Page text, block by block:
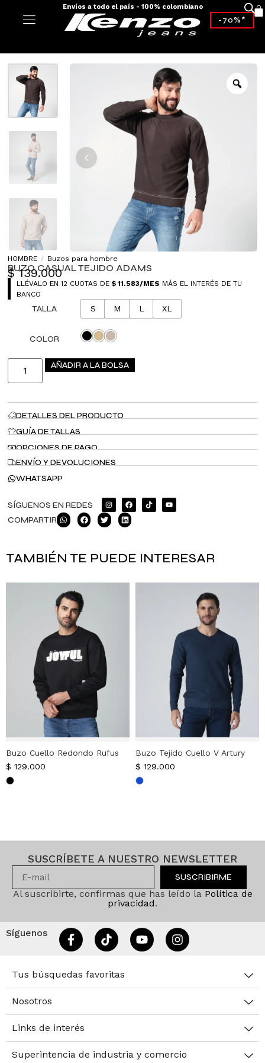
Envíos a todo el país - 100% colombiano
-70%*
HOMBRE / Buzos para hombre
BUZO CASUAL TEJIDO ADAMS
$139.000
LLÉVALO EN 12 CUOTAS DE$ 11.583/MES MÁS EL INTERÉS DE TU
BANCO
TALLA S M L XL
COLOR
AÑADIR A LA BOLSA
DETALLES DEL PRODUCTO
GUÍA DE TALLAS
OPCIONES DE PAGO
ENVÍO Y DEVOLUCIONES
WHATSAPP
SÍGUENOS EN REDES
COMPARTIR
TAMBIÉN TE PUEDE INTERESAR
Buzo Cuello Redondo Rufus
$ 129.000
Buzo Tejido Cuello V Artury
$ 129.000
SUSCRÍBETE A NUESTRO NEWSLETTER
SUSCRIBIRME
Al suscribirte, confirmas que has leído la Política de
privacidad.
Síguenos
Tus búsquedas favoritas
Nosotros
Links de interés
Superintencia de industria y comercio